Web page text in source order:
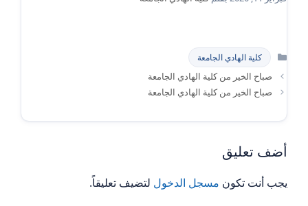
التصنيفات
كلية الهادي الجامعة
صباح الخير من كلية الهادي الجامعة
صباح الخير من كلية الهادي الجامعة
أضف تعليق
يجب أنت تكون مسجل الدخول لتضيف تعليقاً.